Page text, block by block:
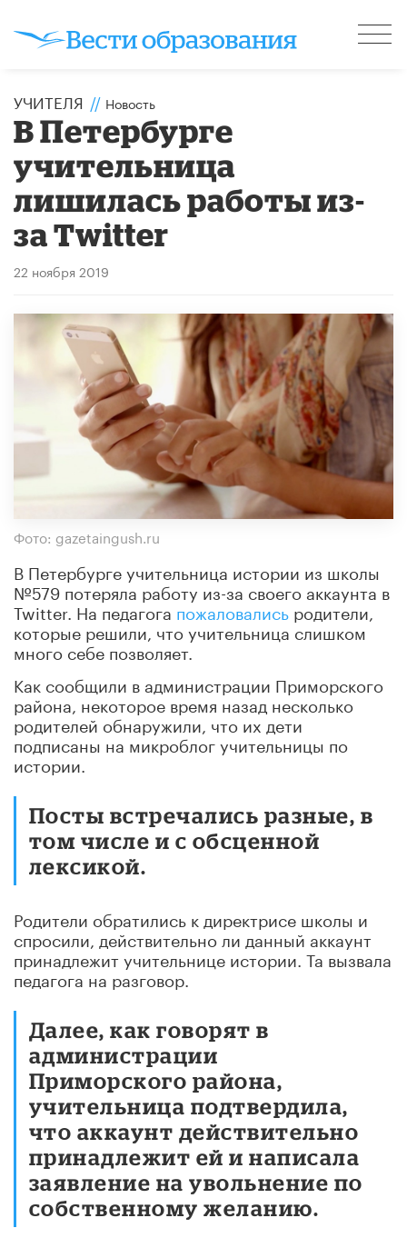
УЧИТЕЛЯ // Новость
В Петербурге
учительница
лишилась работы из-
за Twitter
22 ноября 2019
Фото: gazetaingush.ru
В Петербурге учительница истории из школы
№579 потеряла работу из-за своего аккаунта в
Twitter. На педагога пожаловались родители,
которые решили, что учительница слишком
много себе позволяет.
Как сообщили в администрации Приморского
района, некоторое время назад несколько
родителей обнаружили, что их дети
подписаны на микроблог учительницы по
истории.
Посты встречались разные, в
том числе и с обсценной
лексикой.
Родители обратились к директрисе школы и
спросили, действительно ли данный аккаунт
принадлежит учительнице истории. Та вызвала
педагога на разговор.
Далее, как говорят в
администрации
Приморского района,
учительница подтвердила,
что аккаунт действительно
принадлежит ей и написала
заявление на увольнение по
собственному желанию.